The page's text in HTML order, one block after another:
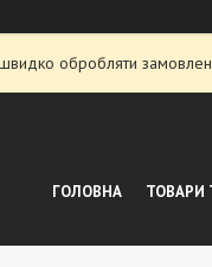
обробляти
ГОЛОВНА ТОВАРИ